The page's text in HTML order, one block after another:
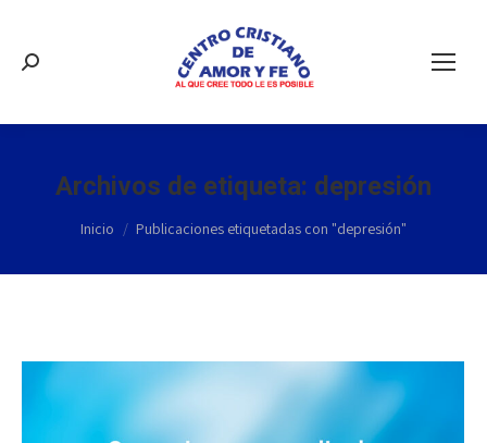
Buscar:
Archivos de etiqueta: depresión
Estás aquí:
Inicio Publicaciones etiquetadas con "depresión"